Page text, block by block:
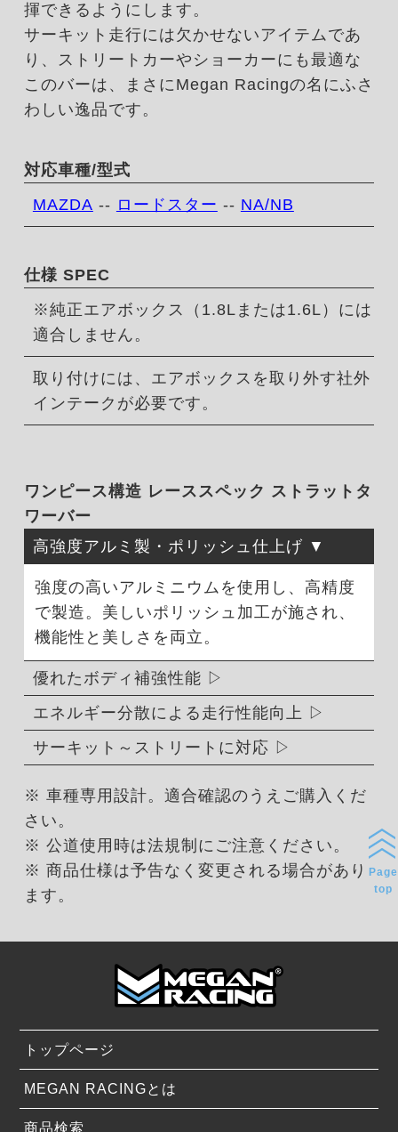
揮できるようにします。
サーキット走行には欠かせないアイテムであ
り、ストリートカーやショーカーにも最適な
このバーは、まさにMegan Racingの名にふさ
わしい逸品です。
対応車種/型式
MAZDA -- ロードスター -- NA/NB
仕様 SPEC
※純正エアボックス（1.8Lまたは1.6L）には
適合しません。
取り付けには、エアボックスを取り外す社外
インテークが必要です。
ワンピース構造 レーススペック ストラットタ
ワーバー
高強度アルミ製・ポリッシュ仕上げ
強度の高いアルミニウムを使用し、高精度
で製造。美しいポリッシュ加工が施され、
機能性と美しさを両立。
優れたボディ補強性能
エネルギー分散による走行性能向上
サーキット～ストリートに対応
※ 車種専用設計。適合確認のうえご購入くだ
さい。
※ 公道使用時は法規制にご注意ください。
※ 商品仕様は予告なく変更される場合があり
ます。
トップページ
MEGAN RACINGとは
商品検索
Page
top